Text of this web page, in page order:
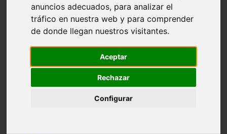
anuncios adecuados, para analizar el
tráfico en nuestra web y para comprender
de donde llegan nuestros visitantes.
Aceptar
Rechazar
Configurar
acuario
iberzoo propet
comercios
viajar
cr a
especies invasoras